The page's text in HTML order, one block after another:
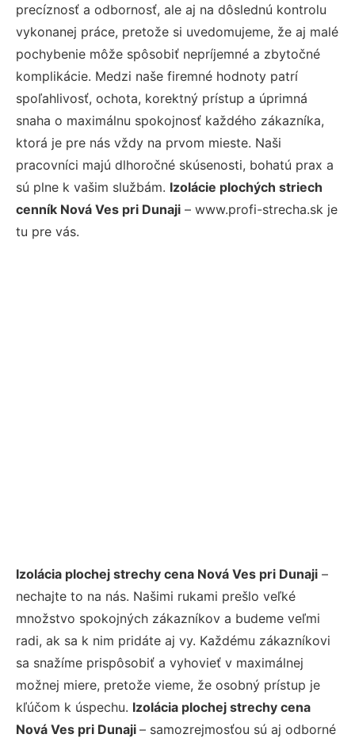
precíznosť a odbornosť, ale aj na dôslednú kontrolu
vykonanej práce, pretože si uvedomujeme, že aj malé
pochybenie môže spôsobiť nepríjemné a zbytočné
komplikácie. Medzi naše firemné hodnoty patrí
spoľahlivosť, ochota, korektný prístup a úprimná
snaha o maximálnu spokojnosť každého zákazníka,
ktorá je pre nás vždy na prvom mieste. Naši
pracovníci majú dlhoročné skúsenosti, bohatú prax a
sú plne k vašim službám. Izolácie plochých striech
cenník Nová Ves pri Dunaji – www.profi-strecha.sk je
tu pre vás.
Izolácia plochej strechy cena Nová Ves pri Dunaji –
nechajte to na nás. Našimi rukami prešlo veľké
množstvo spokojných zákazníkov a budeme veľmi
radi, ak sa k nim pridáte aj vy. Každému zákazníkovi
sa snažíme prispôsobiť a vyhovieť v maximálnej
možnej miere, pretože vieme, že osobný prístup je
kľúčom k úspechu. Izolácia plochej strechy cena
Nová Ves pri Dunaji – samozrejmosťou sú aj odborné